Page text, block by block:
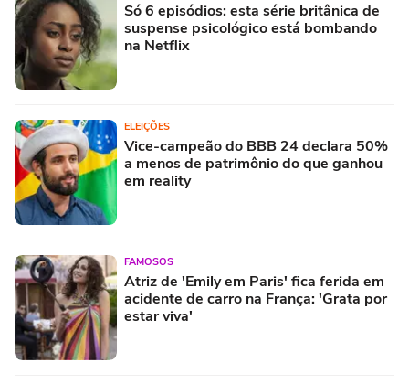
Só 6 episódios: esta série britânica de
suspense psicológico está bombando
na Netflix
ELEIÇÕES
Vice-campeão do BBB 24 declara 50%
a menos de patrimônio do que ganhou
em reality
FAMOSOS
Atriz de 'Emily em Paris' fica ferida em
acidente de carro na França: 'Grata por
estar viva'